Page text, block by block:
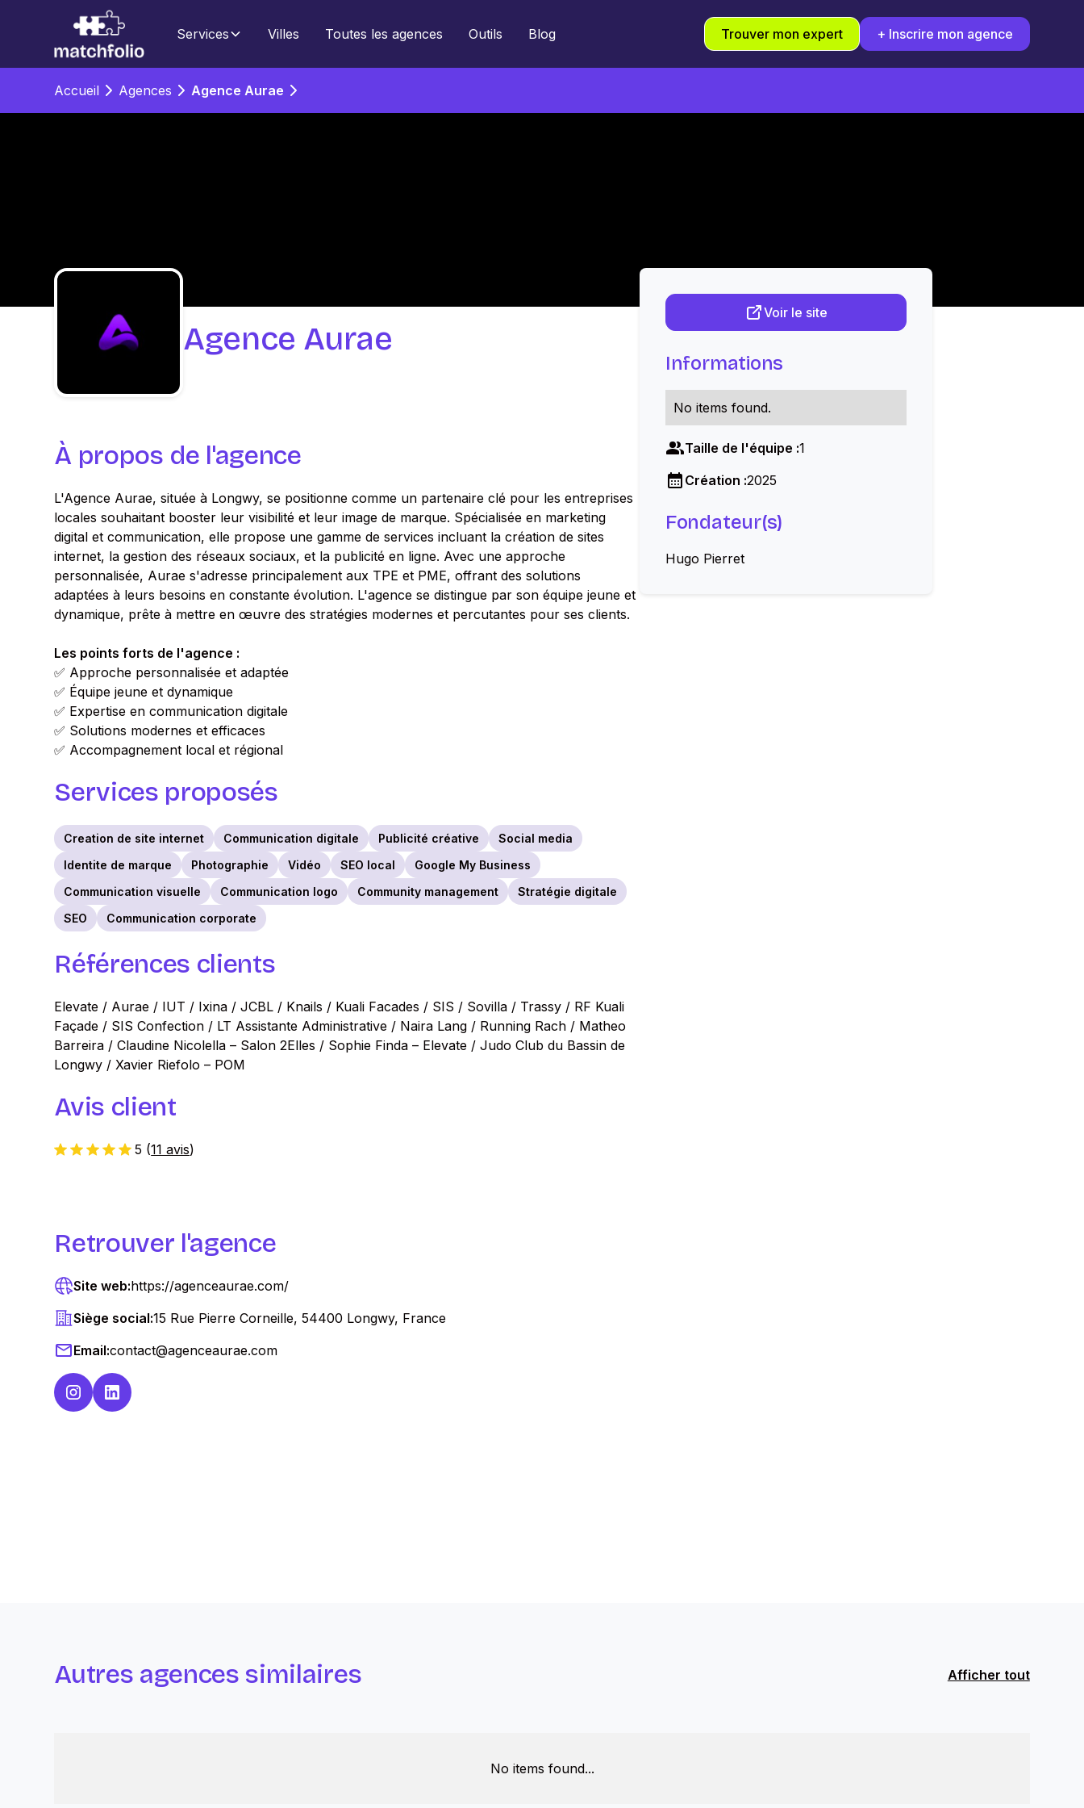
Services Villes Toutes les agences Outils Blog Trouver mon expert + Inscrire mon agence
Accueil Agences Agence Aurae
Agence Aurae
À propos de l'agence
L'Agence Aurae, située à Longwy, se positionne comme un partenaire clé pour les entreprises
locales souhaitant booster leur visibilité et leur image de marque. Spécialisée en marketing
digital et communication, elle propose une gamme de services incluant la création de sites
internet, la gestion des réseaux sociaux, et la publicité en ligne. Avec une approche
personnalisée, Aurae s'adresse principalement aux TPE et PME, offrant des solutions
adaptées à leurs besoins en constante évolution. L'agence se distingue par son équipe jeune et
dynamique, prête à mettre en œuvre des stratégies modernes et percutantes pour ses clients.
Les points forts de l'agence :
✅ Approche personnalisée et adaptée
✅ Équipe jeune et dynamique
✅ Expertise en communication digitale
✅ Solutions modernes et efficaces
✅ Accompagnement local et régional
Services proposés
Creation de site internet Communication digitale Publicité créative
Social media
Identite de marque
Photographie Vidéo SEO local
Google My Business
Communication visuelle
Communication logo Community management
Stratégie digitale
SEO
Communication corporate
Références clients
Elevate / Aurae / IUT / Ixina / JCBL / Knails / Kuali Facades / SIS / Sovilla / Trassy / RF Kuali
Façade / SIS Confection / LT Assistante Administrative / Naira Lang / Running Rach / Matheo
Barreira / Claudine Nicolella – Salon 2Elles / Sophie Finda – Elevate / Judo Club du Bassin de
Longwy / Xavier Riefolo – POM
Avis client
5 (11 avis)
Voir le site
Informations
No items found.
Taille de l'équipe :1
Création :2025
Fondateur(s)
Hugo Pierret
Retrouver l'agence
Site web:https://agenceaurae.com/
Siège social:15 Rue Pierre Corneille, 54400 Longwy, France
Email:contact@agenceaurae.com
Autres agences similaires Afficher tout
No items found...